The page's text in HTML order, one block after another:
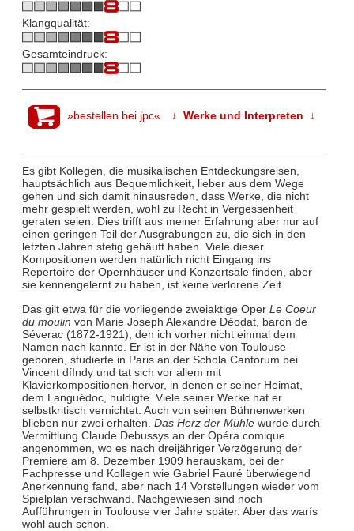
Klangqualität:
Gesamteindruck:
»bestellen bei jpc« ↓ Werke und Interpreten ↓
Es gibt Kollegen, die musikalischen Entdeckungsreisen,
hauptsächlich aus Bequemlichkeit, lieber aus dem Wege
gehen und sich damit hinausreden, dass Werke, die nicht
mehr gespielt werden, wohl zu Recht in Vergessenheit
geraten seien. Dies trifft aus meiner Erfahrung aber nur auf
einen geringen Teil der Ausgrabungen zu, die sich in den
letzten Jahren stetig gehäuft haben. Viele dieser
Kompositionen werden natürlich nicht Eingang ins
Repertoire der Opernhäuser und Konzertsäle finden, aber
sie kennengelernt zu haben, ist keine verlorene Zeit.
Das gilt etwa für die vorliegende zweiaktige Oper Le Coeur
du moulin von Marie Joseph Alexandre Déodat, baron de
Séverac (1872-1921), den ich vorher nicht einmal dem
Namen nach kannte. Er ist in der Nähe von Toulouse
geboren, studierte in Paris an der Schola Cantorum bei
Vincent díIndy und tat sich vor allem mit
Klavierkompositionen hervor, in denen er seiner Heimat,
dem Languédoc, huldigte. Viele seiner Werke hat er
selbstkritisch vernichtet. Auch von seinen Bühnenwerken
blieben nur zwei erhalten. Das Herz der Mühlewurde durch
Vermittlung Claude Debussys an der Opéra comique
angenommen, wo es nach dreijähriger Verzögerung der
Premiere am 8. Dezember 1909 herauskam, bei der
Fachpresse und Kollegen wie Gabriel Fauré überwiegend
Anerkennung fand, aber nach 14 Vorstellungen wieder vom
Spielplan verschwand. Nachgewiesen sind noch
Aufführungen in Toulouse vier Jahre später. Aber das warís
wohl auch schon.